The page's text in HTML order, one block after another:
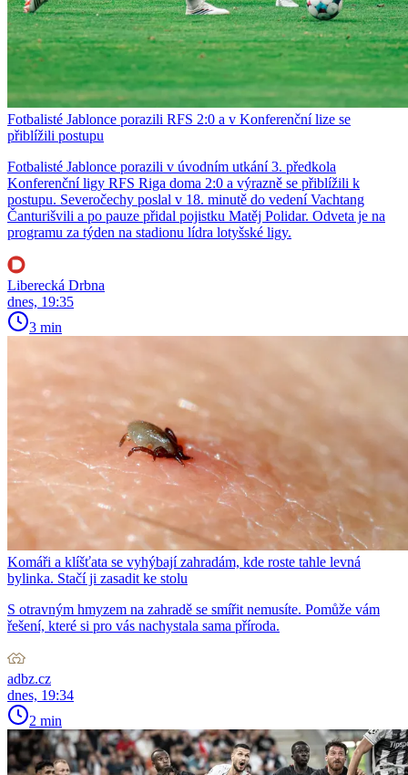
Fotbalisté Jablonce porazili RFS 2:0 a v Konferenční lize se
přiblížili postupu
Fotbalisté Jablonce porazili v úvodním utkání 3. předkola
Konferenční ligy RFS Riga doma 2:0 a výrazně se přiblížili k
postupu. Severočechy poslal v 18. minutě do vedení Vachtang
Čanturišvili a po pauze přidal pojistku Matěj Polidar. Odveta je na
programu za týden na stadionu lídra lotyšské ligy.
Liberecká Drbna
dnes, 19:35
3 min
Komáři a klíšťata se vyhýbají zahradám, kde roste tahle levná
bylinka. Stačí ji zasadit ke stolu
S otravným hmyzem na zahradě se smířit nemusíte. Pomůže vám
řešení, které si pro vás nachystala sama příroda.
adbz.cz
dnes, 19:34
2 min